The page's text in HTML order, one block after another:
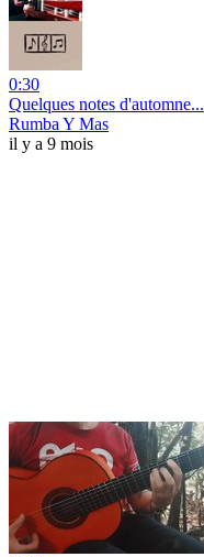
0:30
Quelques notes d'automne...
Rumba Y Mas
il y a 9 mois